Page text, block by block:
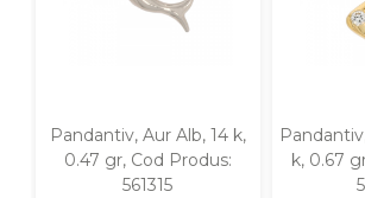
Pandantiv, Aur Alb, 14 k,
0.47 gr, Cod Produs:
561315
k, 0.67